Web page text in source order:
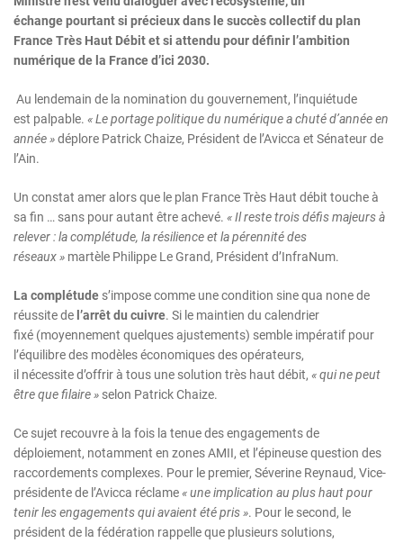
échange pourtant si précieux dans le succès collectif du plan
France Très Haut Débit et si attendu pour définir l’ambition
numérique de la France d’ici 2030.
Au lendemain de la nomination du gouvernement, l’inquiétude
est palpable. «Le portage politique du numérique a chuté d’année en
année»déplore Patrick Chaize, Président de l’Avicca et Sénateur de
l’Ain.
Un constat amer alors que le plan France Très Haut débit touche à
sa fin … sans pour autant être achevé. « Il reste trois défis majeurs à
relever: la complétude, la résilience et la pérennité des
réseaux» martèle Philippe Le Grand, Président d’InfraNum.
La complétude s’impose comme une condition sine qua none de
réussite de ’arrêt du cuivre. Si le maintien du calendrier
fixé (moyennement quelques ajustements) semble impératif pour
l’équilibre des modèles économiques des opérateurs,
il nécessite d’offrir à tous une solution très haut débit, «qui ne peut
être que filaire» selon Patrick Chaize.
Ce sujet recouvre à la fois la tenue des engagements de
déploiement, notamment en zones AMII, et l’épineuse question des
raccordements complexes. Pour le premier, Séverine Reynaud, Vice-
présidente de l’Avicca réclame«une implication au plus haut pour
tenir les engagements qui avaient été pris». Pour le second, le
président de la fédération rappelle que plusieurs solutions,